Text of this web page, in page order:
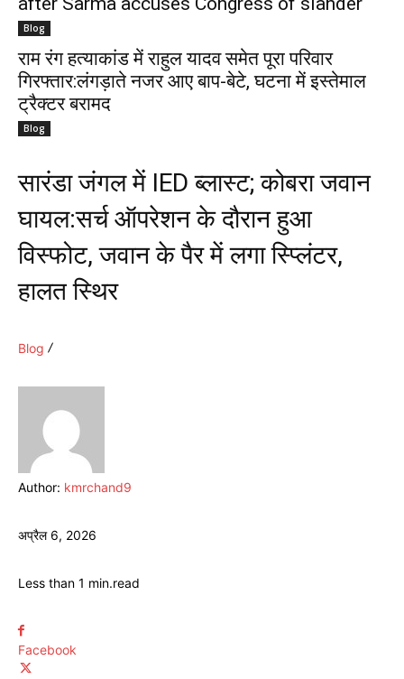
Blog
राम रंग हत्याकांड में राहुल यादव समेत पूरा परिवार
गिरफ्तार:लंगड़ाते नजर आए बाप-बेटे, घटना में इस्तेमाल
ट्रैक्टर बरामद
Blog
सारंडा जंगल में IED ब्लास्ट; कोबरा जवान
घायल:सर्च ऑपरेशन के दौरान हुआ
विस्फोट, जवान के पैर में लगा स्प्लिंटर,
हालत स्थिर
Blog
Author: kmrchand9
अप्रैल 6, 2026
Less than 1 min.read
Facebook